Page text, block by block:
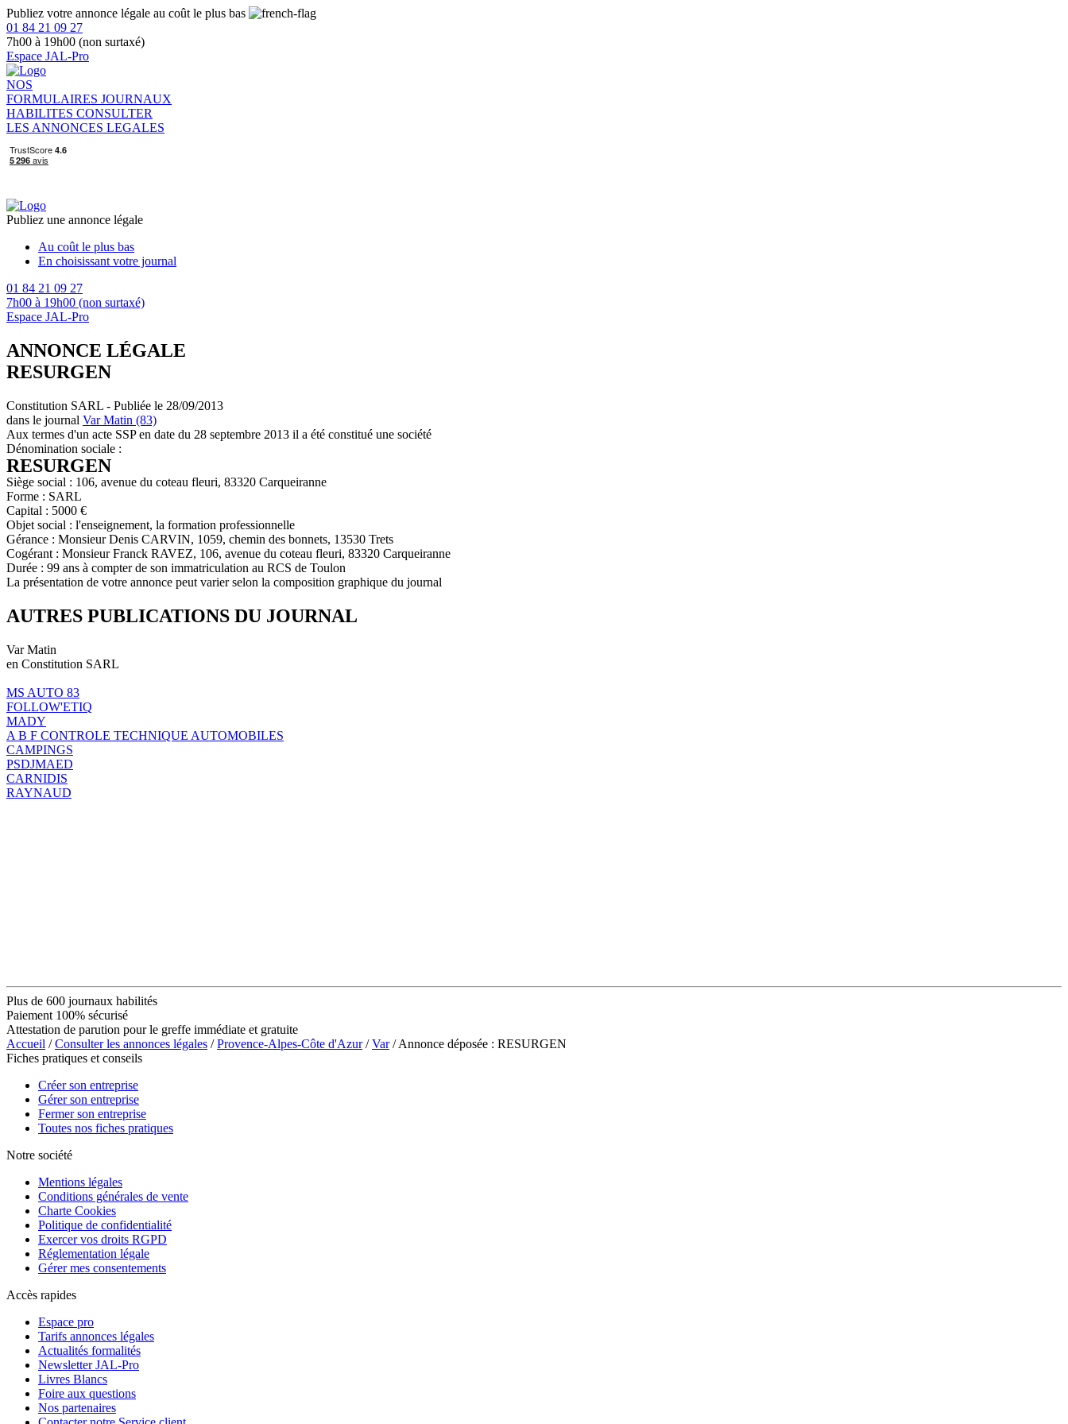
Publiez votre annonce légale au coût le plus bas
01 84 21 09 27
7h00 à 19h00 (non surtaxé)
Espace JAL-Pro
NOS
FORMULAIRES JOURNAUX
HABILITES CONSULTER
LES ANNONCES LEGALES
Publiez une annonce légale
Au coût le plus bas
En choisissant votre journal
01 84 21 09 27
7h00 à 19h00 (non surtaxé)
Espace JAL-Pro
ANNONCE LÉGALE
RESURGEN
Constitution SARL - Publiée le 28/09/2013
dans le journal Var Matin (83)
Aux termes d'un acte SSP en date du 28 septembre 2013 il a été constitué une société
Dénomination sociale :
RESURGEN
Siège social : 106, avenue du coteau fleuri, 83320 Carqueiranne
Forme : SARL
Capital : 5000 €
Objet social : l'enseignement, la formation professionnelle
Gérance : Monsieur Denis CARVIN, 1059, chemin des bonnets, 13530 Trets
Cogérant : Monsieur Franck RAVEZ, 106, avenue du coteau fleuri, 83320 Carqueiranne
Durée : 99 ans à compter de son immatriculation au RCS de Toulon
La présentation de votre annonce peut varier selon la composition graphique du journal
AUTRES PUBLICATIONS DU JOURNAL
Var Matin
en Constitution SARL
MS AUTO 83
FOLLOW'ETIQ
MADY
A B F CONTROLE TECHNIQUE AUTOMOBILES
CAMPINGS
PSDJMAED
CARNIDIS
RAYNAUD
Plus de 600 journaux habilités
Paiement 100% sécurisé
Attestation de parution pour le greffe immédiate et gratuite
Accueil /Consulter les annonces légales /Provence-Alpes-Côte d'Azur/Var/ Annonce déposée : RESURGEN
Fiches pratiques et conseils
Créer son entreprise
Gérer son entreprise
Fermer son entreprise
Toutes nos fiches pratiques
Notre société
Mentions légales
Conditions générales de vente
Charte Cookies
Politique de confidentialité
Exercer vos droits RGPD
Réglementation légale
Gérer mes consentements
Accès rapides
Espace pro
Tarifs annonces légales
Actualités formalités
Newsletter JAL-Pro
Livres Blancs
Foire aux questions
Nos partenaires